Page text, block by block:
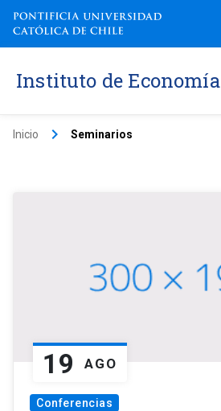
Instituto de Economía
Inicio keyboard_arrow_right Seminarios
19 AGO
Conferencias